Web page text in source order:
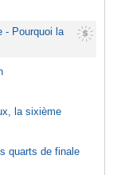
- Pourquoi la
la sixième
quarts de finale